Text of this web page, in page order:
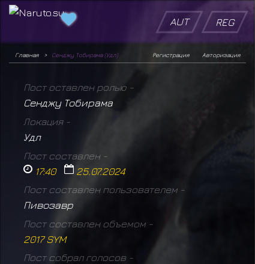
AUT REG
Главная Сенджу Тобирама (Удл) Авторизация
Регистрация
Пост оставлен ролью -
Сенджу Тобирама
Локация -
Удл
Пост составлен -
17:40 25.07.2024
Пост составлен пользователем -
Пивозавр
Пост составлен объемом -
2017 SYM
Пост собрал голосов -